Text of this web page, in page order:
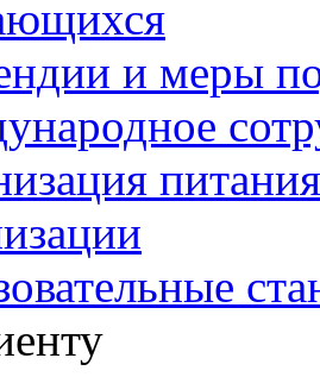
и меры